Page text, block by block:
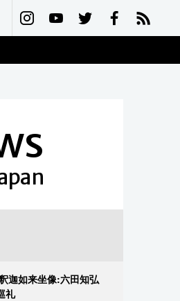
迦如来坐像:六田知弘
礼